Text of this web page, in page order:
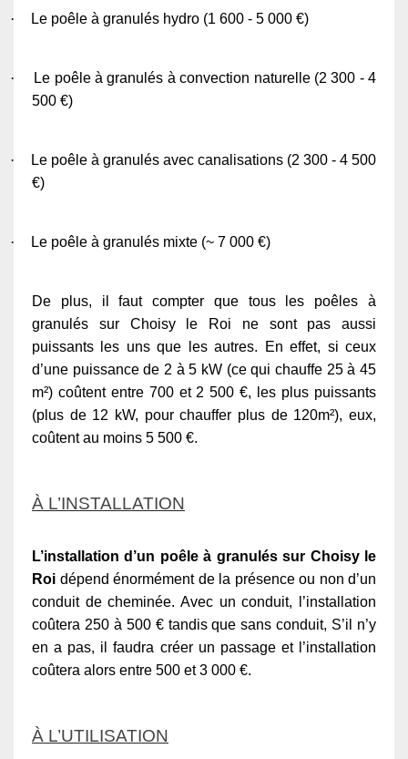
· Le poêle à granulés hydro (1 600 - 5 000 €)
·
Le poêle à granulés à convection naturelle (2 300 - 4
500 €)
·
Le poêle à granulés avec canalisations (2 300 - 4 500
€)
· Le poêle à granulés mixte (~ 7 000 €)
De plus, il faut compter que tous les poêles à
granulés sur Choisy le Roi ne sont pas aussi
puissants les uns que les autres. En effet, si ceux
d’une puissance de 2 à 5 kW (ce qui chauffe 25 à 45
m²) coûtent entre 700 et 2 500 €, les plus puissants
(plus de 12 kW, pour chauffer plus de 120m²), eux,
coûtent au moins 5 500 €.
À L’INSTALLATION
L’installation d’un poêle à granulés sur Choisy le
Roi dépend énormément de la présence ou non d’un
conduit de cheminée. Avec un conduit, l’installation
coûtera 250 à 500 € tandis que sans conduit, S’il n’y
en a pas, il faudra créer un passage et l’installation
coûtera alors entre 500 et 3 000 €.
À L’UTILISATION